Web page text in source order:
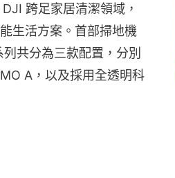
跨足家居清潔領域，
生活方案。首部掃地機
共分為三款配置，分別
A，以及採用全透明科